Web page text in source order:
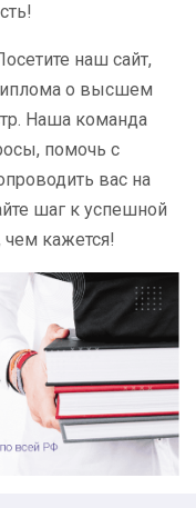
наш сайт,
о высшем
Наша команда
помочь с
вас на
шаг к успешной
чем кажется!